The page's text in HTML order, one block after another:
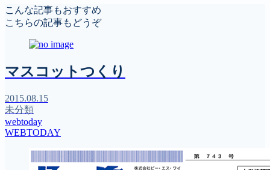
こんな記事もおすすめ
こちらの記事もどうぞ
マスコットつくり
2015.08.15
未分類
webtoday
WEBTODAY